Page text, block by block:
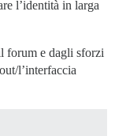
l’identità in larga
forum e dagli sforzi
l’interfaccia